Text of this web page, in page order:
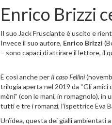
Enrico Brizzi
Il suo Jack Frusciante è uscito e
Invece il suo autore, Enrico Brizzi
– sono capaci di attirare il lettore, il
È così anche per Il caso Fellini
trilogia aperta nel 2019 da “Gli amici
mèni” (con le mani, in romagnolo),
tutti e tre i romanzi, l’ispettrice Eva
Un’idea, questa dei gialli ambientati